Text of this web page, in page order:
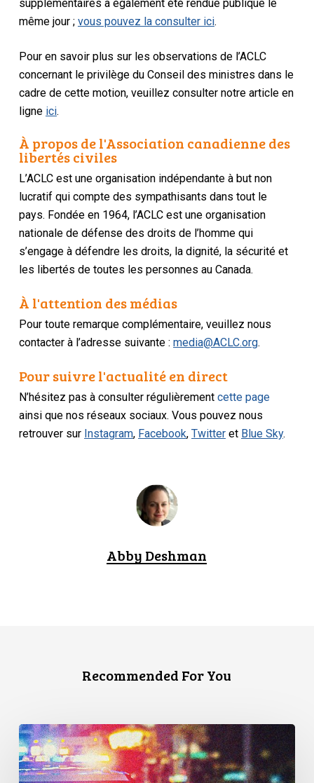
supplémentaires a également été rendue publique le
même jour ; vous pouvez la consulter ici.
Pour en savoir plus sur les observations de l’ACLC
concernant le privilège du Conseil des ministres dans le
cadre de cette motion, veuillez consulter notre article en
ligne ici.
À propos de l'Association canadienne des
libertés civiles
L’ACLC est une organisation indépendante à but non
lucratif qui compte des sympathisants dans tout le
pays. Fondée en 1964, l’ACLC est une organisation
nationale de défense des droits de l’homme qui
s’engage à défendre les droits, la dignité, la sécurité et
les libertés de toutes les personnes au Canada.
À l'attention des médias
Pour toute remarque complémentaire, veuillez nous
contacter à l’adresse suivante :media@ACLC.org.
Pour suivre l'actualité en direct
N’hésitez pas à consulter régulièrementcette page
ainsi que nos réseaux sociaux. Vous pouvez nous
retrouver sur Instagram, Facebook,Twitter et Blue Sky.
Abby Deshman
Recommended For You
Appels
en
faveur